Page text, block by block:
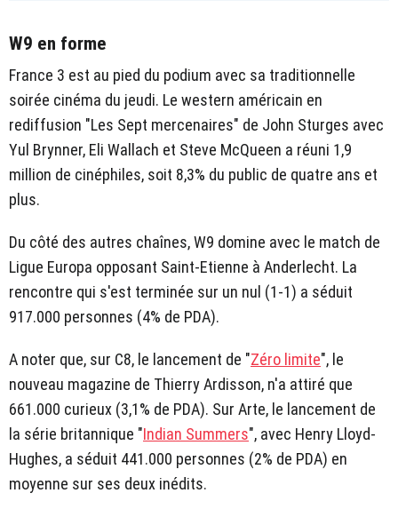
W9 en forme
France 3 est au pied du podium avec sa traditionnelle
soirée cinéma du jeudi. Le western américain en
rediffusion "Les Sept mercenaires" de John Sturges avec
Yul Brynner, Eli Wallach et Steve McQueen a réuni 1,9
million de cinéphiles, soit 8,3% du public de quatre ans et
plus.
Du côté des autres chaînes, W9 domine avec le match de
Ligue Europa opposant Saint-Etienne à Anderlecht. La
rencontre qui s'est terminée sur un nul (1-1) a séduit
917.000 personnes (4% de PDA).
A noter que, sur C8, le lancement de "Zéro limite", le
nouveau magazine de Thierry Ardisson, n'a attiré que
661.000 curieux (3,1% de PDA). Sur Arte, le lancement de
la série britannique "Indian Summers", avec Henry Lloyd-
Hughes, a séduit 441.000 personnes (2% de PDA) en
moyenne sur ses deux inédits.